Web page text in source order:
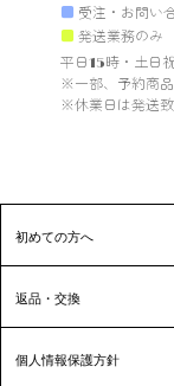
■ 受注・お問い
■ 発送業務のみ
平日15時・土日
※一部、予約商品
※休業日は発送致
初めての方へ
返品・交換
個人情報保護方針